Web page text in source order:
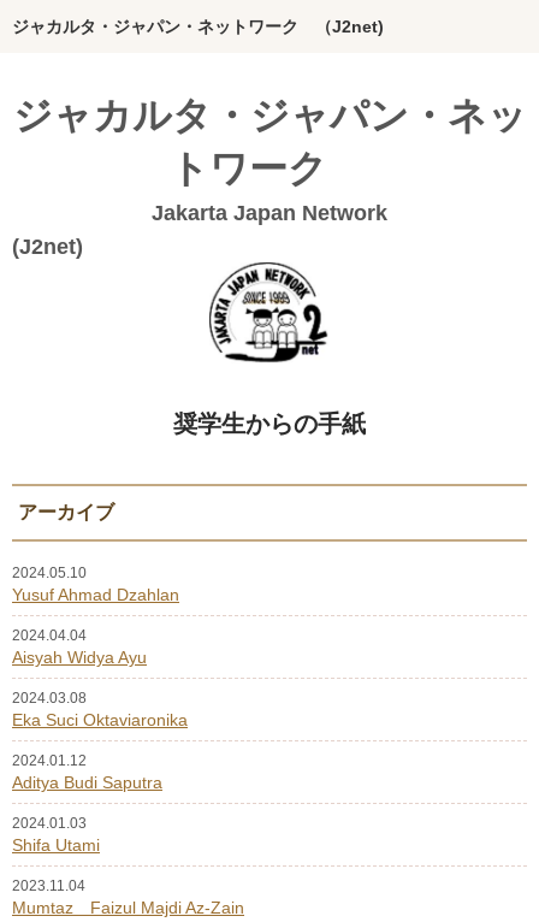
ジャカルタ・ジャパン・ネットワーク （J2net)
ジャカルタ・ジャパン・ネッ
トワーク
Jakarta Japan Network
インドネシアってどんな国？
ジャカルタの活動
ご支援のお願い
活動予定
お問い合わせ
新着情報
ニュースレター
ブログ
奨学生からの手紙
アーカイブ
2024.05.10
Yusuf Ahmad Dzahlan
2024.04.04
Aisyah Widya Ayu
2024.03.08
Eka Suci Oktaviaronika
2024.01.12
Aditya Budi Saputra
2024.01.03
Shifa Utami
2023.11.04
Mumtaz Faizul Majdi Az-Zain